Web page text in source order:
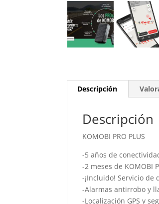
Descripción
Descripción
KOMOBI PRO PLUS
-5 años de
-2 meses de KOMOBI
-¡Incluido! Servicio de
-Alarmas antirrobo y
-Localización GPS y